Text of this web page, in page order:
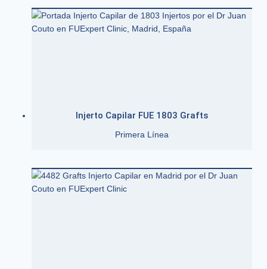
Injerto Capilar FUE 1803 Grafts
Primera Línea